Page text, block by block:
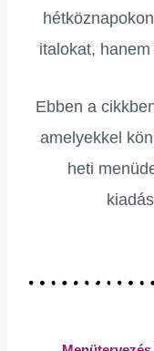
italokat,
Ebben a
amelyekkel
heti